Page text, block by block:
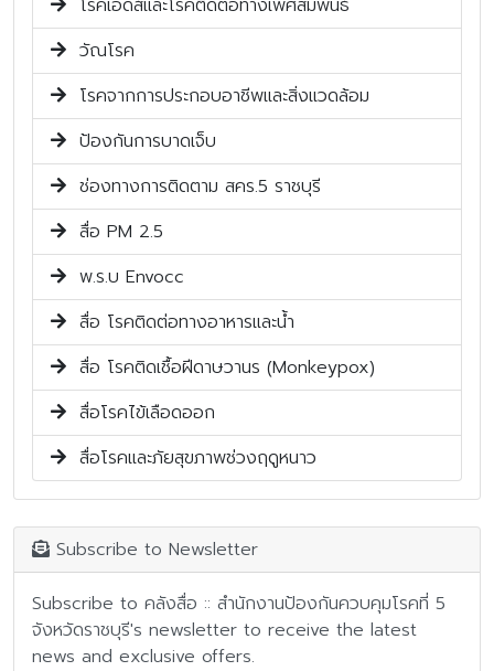
วัณโรค
โรคจากการประกอบอาชีพและสิ่งแวดล้อม
ป้องกันการบาดเจ็บ
ช่องทางการติดตาม สคร.5 ราชบุรี
สื่อ PM 2.5
พ.ร.บ Envocc
สื่อ โรคติดต่อทางอาหารและน้ำ
สื่อ โรคติดเชื้อฝีดาษวานร (Monkeypox)
สื่อโรคไข้เลือดออก
สื่อโรคและภัยสุขภาพช่วงฤดูหนาว
Subscribe to Newsletter
Subscribe to คลังสื่อ :: สำนักงานป้องกันควบคุมโรคที่ 5
จังหวัดราชบุรี's newsletter to receive the latest
news and exclusive offers.